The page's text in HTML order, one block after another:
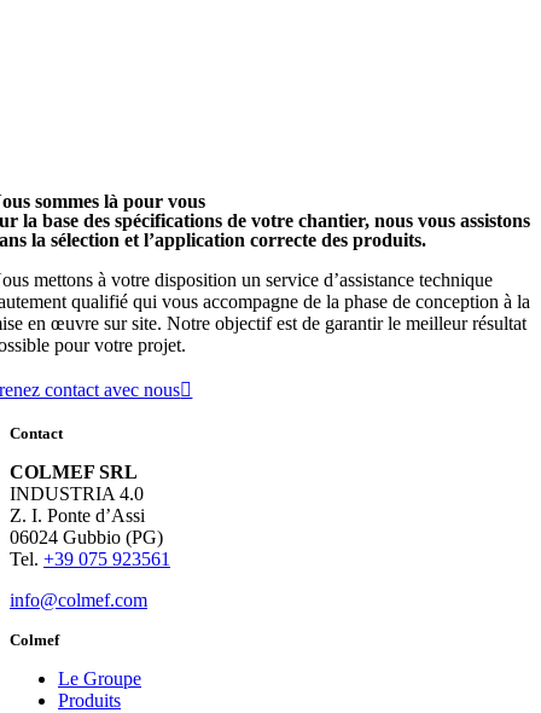
sommes là pour vous
la base des spécifications de votre chantier, nous vous assistons
la sélection et l’application correcte des produits.
mettons à votre disposition un service d’assistance technique
qualifié qui vous accompagne de la phase de conception à la
en œuvre sur site. Notre objectif est de garantir le meilleur résultat
pour votre projet.
contact avec nous
Contact
COLMEF SRL
INDUSTRIA 4.0
Z. I. Ponte d’Assi
06024 Gubbio (PG)
Tel. +39 075 923561
info@colmef.com
Colmef
Le Groupe
Produits